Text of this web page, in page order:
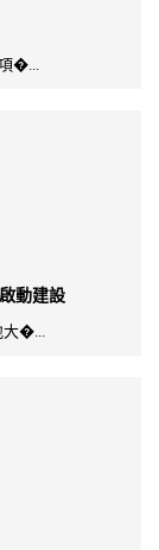
�...
動建設
大�...